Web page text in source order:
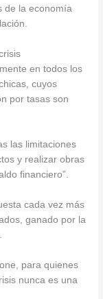
de la economía
en todos los
cuyos
por tasas son
las limitaciones
y realizar obras
financiero”.
cada vez más
ganado por la
para quienes
nunca es una